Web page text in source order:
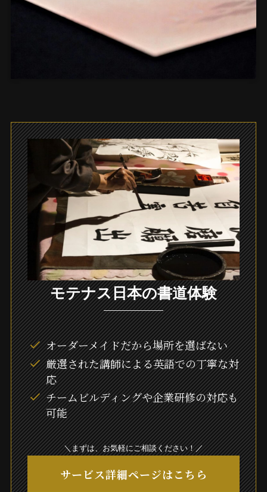
モテナス日本の書道体験
オーダーメイドだから場所を選ばない
厳選された講師による英語での丁寧な対
応
チームビルディングや企業研修の対応も
可能
＼まずは、お気軽にご相談ください！／
サービス詳細ページはこちら